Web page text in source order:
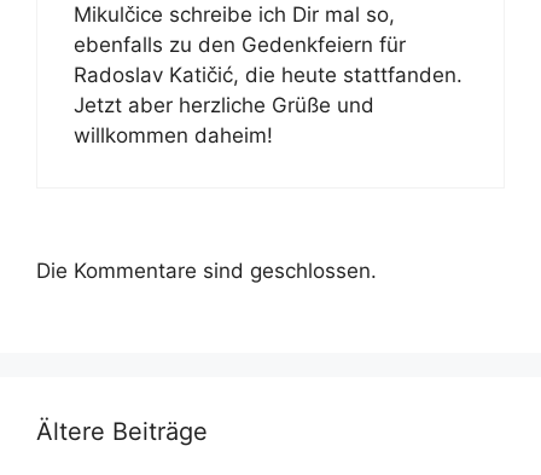
Mikulčice schreibe ich Dir mal so,
ebenfalls zu den Gedenkfeiern für
Radoslav Katičić, die heute stattfanden.
Jetzt aber herzliche Grüße und
willkommen daheim!
Die Kommentare sind geschlossen.
Ältere Beiträge